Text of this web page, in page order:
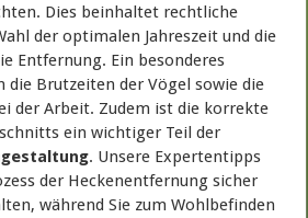
Dies beinhaltet rechtliche
der optimalen Jahreszeit und die
Entfernung. Ein besonderes
die Brutzeiten der Vögel sowie die
der Arbeit. Zudem ist die korrekte
ein wichtiger Teil der
. Unsere Expertentipps
der Heckenentfernung sicher
während Sie zum Wohlbefinden